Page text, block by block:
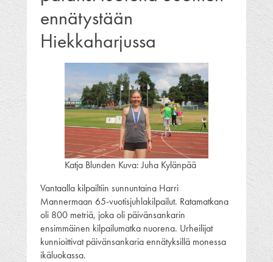
ennätystään
Hiekkaharjussa
Katja Blunden Kuva: Juha Kylänpää
Vantaalla kilpailtiin sunnuntaina Harri
Mannermaan 65-vuotisjuhlakilpailut. Ratamatkana
oli 800 metriä, joka oli päivänsankarin
ensimmäinen kilpailumatka nuorena. Urheilijat
kunnioittivat päivänsankaria ennätyksillä monessa
ikäluokassa.